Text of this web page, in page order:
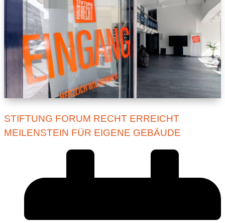
STIFTUNG FORUM RECHT ERREICHT
MEILENSTEIN FÜR EIGENE GEBÄUDE